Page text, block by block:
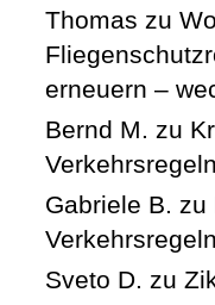
Thomas zu
erneuern –
Bernd M. zu
Gabriele B. zu
Sveto D. zu